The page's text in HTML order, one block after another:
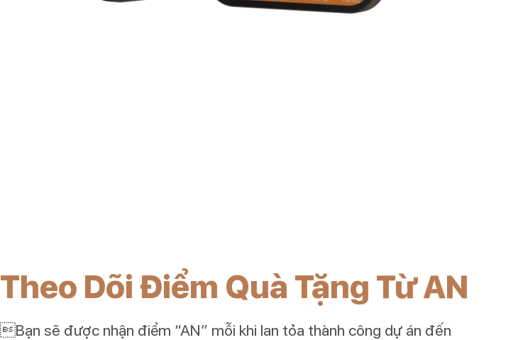
Theo Dõi Điểm Quà Tặng Từ AN
Bạn sẽ được nhận điểm “AN” mỗi khi lan tỏa thành công dự án đến